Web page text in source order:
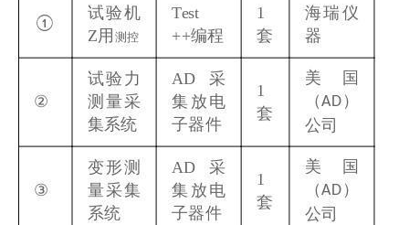
①
试验机
Z用 测控
Test
++编程
1
套
海瑞仪
器
②
试验力
测量采
集系统
AD 采
集放电
子器件
1
套
美国
（AD ）
公司
③
变形测
量采集
系统
AD 采
集放电
子器件
1
套
美国
（AD ）
公司